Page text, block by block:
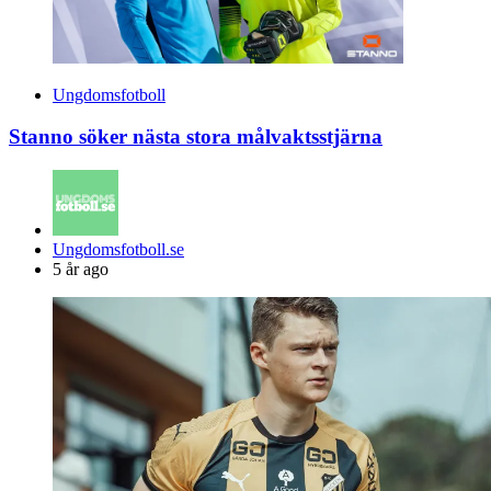
Ungdomsfotboll
Stanno söker nästa stora målvaktsstjärna
Posted
by
Ungdomsfotboll.se
5 år ago